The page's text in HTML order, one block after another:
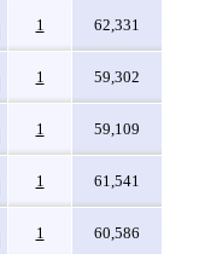
1 62,331
1 59,302
1 59,109
1 61,541
1 60,586